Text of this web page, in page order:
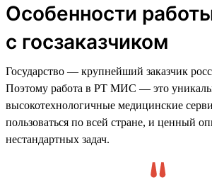
Особенности
с госзаказчиком
Государство — крупнейший заказчик
Поэтому работа в РТ МИС — это
высокотехнологичные медицинские
пользоваться по всей стране, и ценный
нестандартных задач.